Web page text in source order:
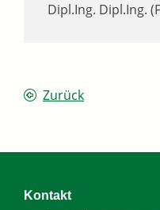
Dipl.Ing. Dipl.Ing.
Zurück
Kontakt